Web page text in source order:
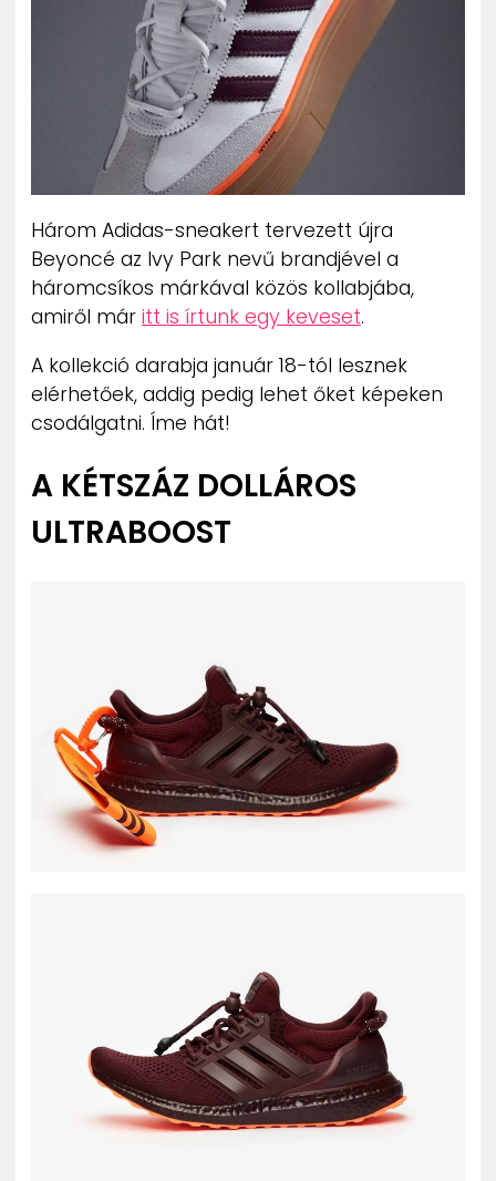
Három Adidas-sneakert tervezett újra
Beyoncé az Ivy Park nevű brandjével a
háromcsíkos márkával közös kollabjába,
amiről már itt is írtunk egy keveset.
A kollekció darabja január 18-tól lesznek
elérhetőek, addig pedig lehet őket képeken
csodálgatni. Íme hát!
A KÉTSZÁZ DOLLÁROS
ULTRABOOST